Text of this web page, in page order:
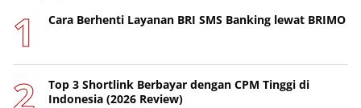
Cara Berhenti Layanan BRI SMS Banking lewat BRIMO
Top 3 Shortlink Berbayar dengan CPM Tinggi di
Indonesia (2026 Review)